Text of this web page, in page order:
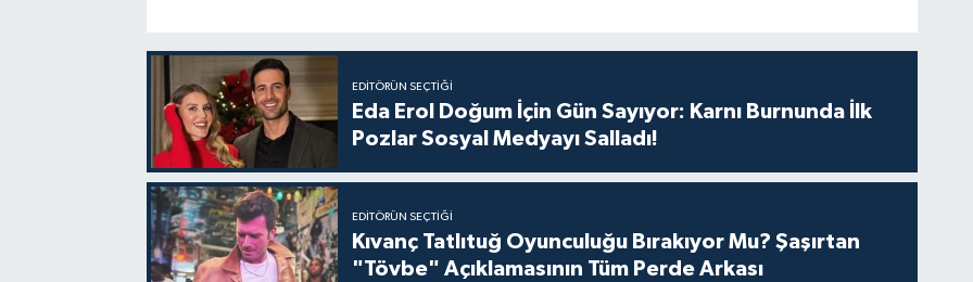
EDITÖRÜN SEÇTIĞI
Eda Erol Doğum İçin Gün Sayıyor: Karnı Burnunda İlk
Pozlar Sosyal Medyayı Salladı!
EDITÖRÜN SEÇTIĞI
Kıvanç Tatlıtuğ Oyunculuğu Bırakıyor Mu? Şaşırtan
"Tövbe" Açıklamasının Tüm Perde Arkası